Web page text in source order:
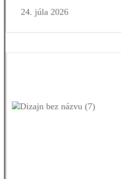
24. júla 2026